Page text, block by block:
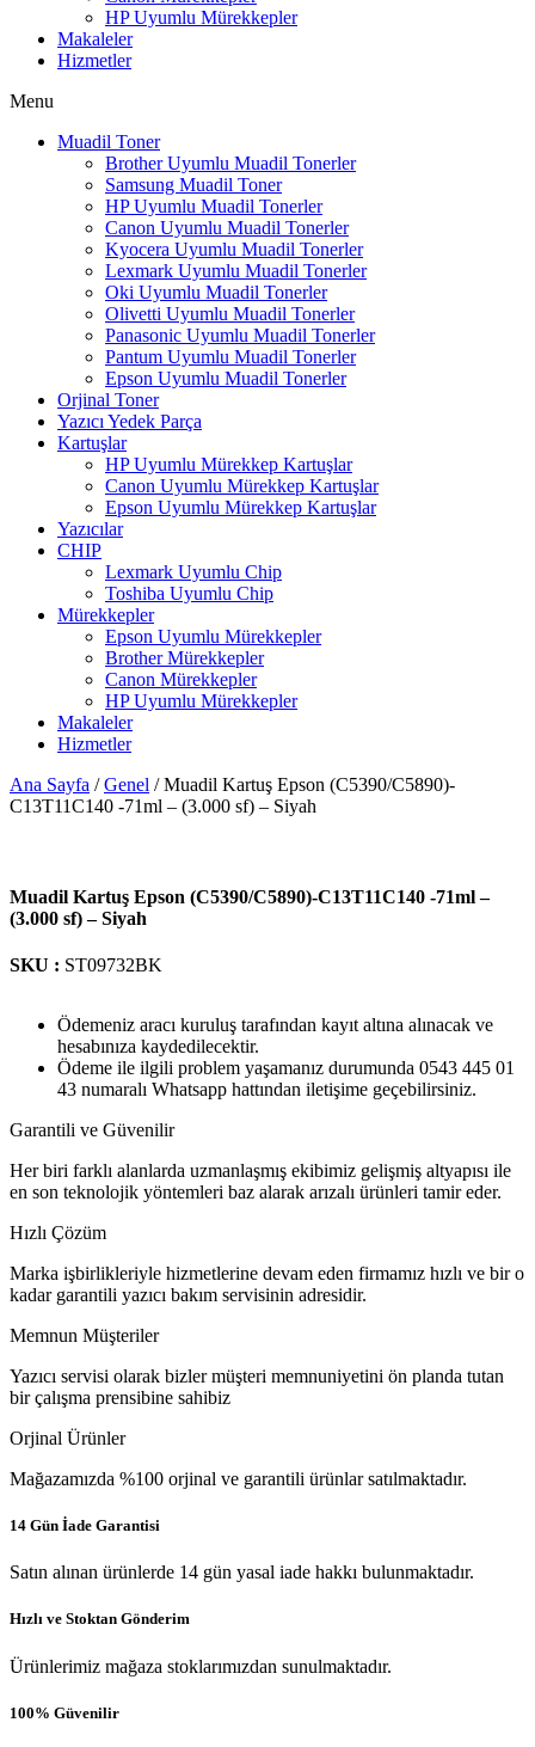
HP Uyumlu Mürekkepler
Makaleler
Hizmetler
Menu
Muadil Toner
Brother Uyumlu Muadil Tonerler
Samsung Muadil Toner
HP Uyumlu Muadil Tonerler
Canon Uyumlu Muadil Tonerler
Kyocera Uyumlu Muadil Tonerler
Lexmark Uyumlu Muadil Tonerler
Oki Uyumlu Muadil Tonerler
Olivetti Uyumlu Muadil Tonerler
Panasonic Uyumlu Muadil Tonerler
Pantum Uyumlu Muadil Tonerler
Epson Uyumlu Muadil Tonerler
Orjinal Toner
Yazıcı Yedek Parça
Kartuşlar
HP Uyumlu Mürekkep Kartuşlar
Canon Uyumlu Mürekkep Kartuşlar
Epson Uyumlu Mürekkep Kartuşlar
Yazıcılar
CHIP
Lexmark Uyumlu Chip
Toshiba Uyumlu Chip
Mürekkepler
Epson Uyumlu Mürekkepler
Brother Mürekkepler
Canon Mürekkepler
HP Uyumlu Mürekkepler
Makaleler
Hizmetler
Ana Sayfa /Genel / Muadil Kartuş Epson (C5390/C5890)-
C13T11C140 -71ml – (3.000 sf) – Siyah
Muadil Kartuş Epson (C5390/C5890)-C13T11C140 -71ml –
(3.000 sf) – Siyah
SKU : ST09732BK
Ödemeniz aracı kuruluş tarafından kayıt altına alınacak ve
hesabınıza kaydedilecektir.
Ödeme ile ilgili problem yaşamanız durumunda 0543 445 01
43 numaralı Whatsapp hattından iletişime geçebilirsiniz.
Garantili ve Güvenilir
Her biri farklı alanlarda uzmanlaşmış ekibimiz gelişmiş altyapısı ile
en son teknolojik yöntemleri baz alarak arızalı ürünleri tamir eder.
Hızlı Çözüm
Marka işbirlikleriyle hizmetlerine devam eden firmamız hızlı ve bir o
kadar garantili yazıcı bakım servisinin adresidir.
Memnun Müşteriler
Yazıcı servisi olarak bizler müşteri memnuniyetini ön planda tutan
bir çalışma prensibine sahibiz
Orjinal Ürünler
Mağazamızda %100 orjinal ve garantili ürünlar satılmaktadır.
14 Gün İade Garantisi
Satın alınan ürünlerde 14 gün yasal iade hakkı bulunmaktadır.
Hızlı ve Stoktan Gönderim
Ürünlerimiz mağaza stoklarımızdan sunulmaktadır.
100% Güvenilir